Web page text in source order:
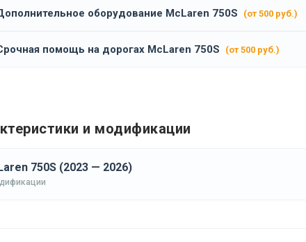
оборудование McLaren 750S (от 500 руб.)
помощь на дорогах McLaren 750S (от 500 руб.)
и модификации
750S (2023 — 2026)